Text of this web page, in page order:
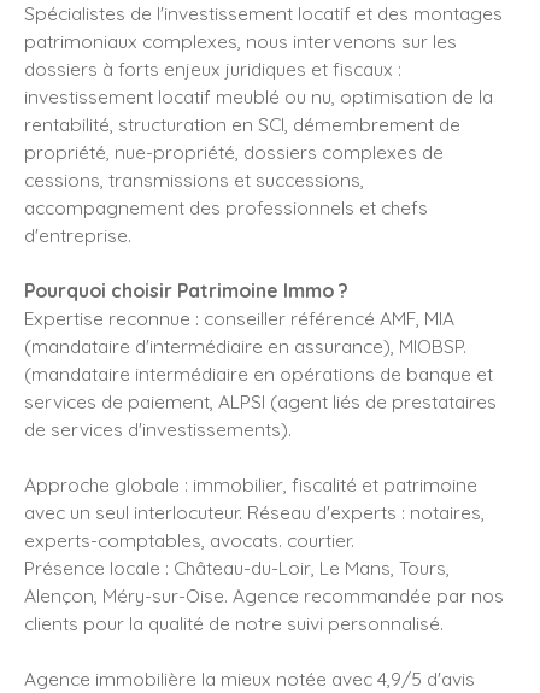
Spécialistes de l'investissement locatif et des montages
patrimoniaux complexes, nous intervenons sur les
dossiers à forts enjeux juridiques et fiscaux :
investissement locatif meublé ou nu, optimisation de la
rentabilité, structuration en SCI, démembrement de
propriété, nue-propriété, dossiers complexes de
cessions, transmissions et successions,
accompagnement des professionnels et chefs
d'entreprise.
Pourquoi choisir Patrimoine Immo ?
Expertise reconnue : conseiller référencé AMF, MIA
(mandataire d'intermédiaire en assurance), MIOBSP.
(mandataire intermédiaire en opérations de banque et
services de paiement, ALPSI (agent liés de prestataires
de services d'investissements).
Approche globale : immobilier, fiscalité et patrimoine
avec un seul interlocuteur. Réseau d'experts : notaires,
experts-comptables, avocats. courtier.
Présence locale : Château-du-Loir, Le Mans, Tours,
Alençon, Méry-sur-Oise. Agence recommandée par nos
clients pour la qualité de notre suivi personnalisé.
Agence immobilière la mieux notée avec 4,9/5 d'avis